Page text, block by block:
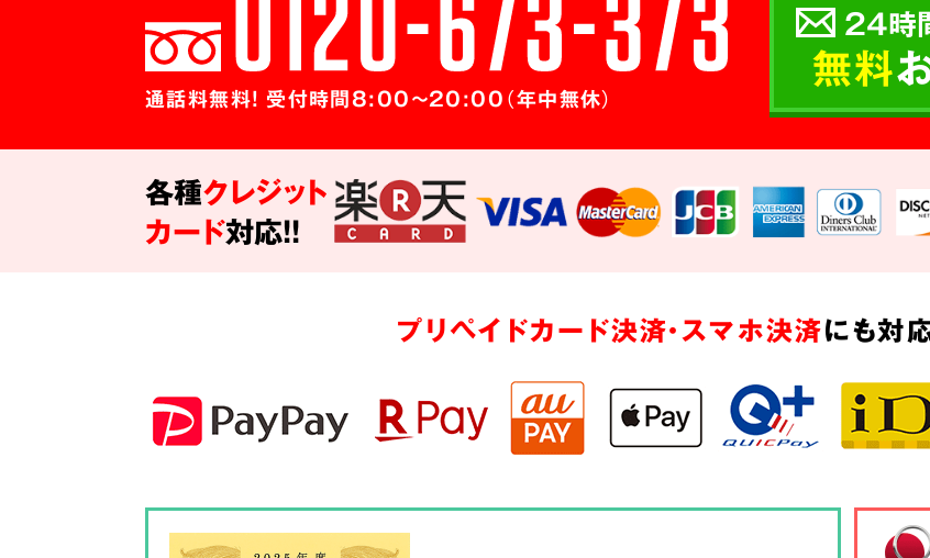
通話料無料! 受付時間8:00～20:00（年中無休）
24時
無料
各種クレジット
カード対応!!
プリペイドカード決済・スマホ決済にも対